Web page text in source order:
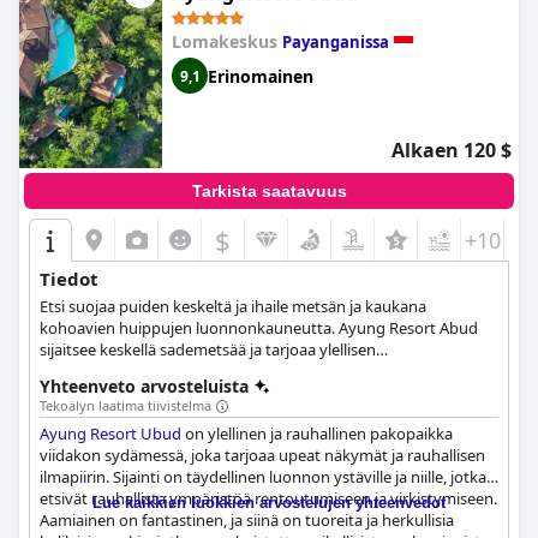
suunnitellessa.
Lomakeskus Payanganissa
9,1 Erinomainen
Alkaen 120 $
Tarkista saatavuus
$ +10
Tiedot
Etsi suojaa puiden keskeltä ja ihaile metsän ja kaukana
kohoavien huippujen luonnonkauneutta. Ayung Resort Abud
sijaitsee keskellä sademetsää ja tarjoaa ylellisen
olevalla spa:lla ja kuntokeskuksella sekä ensiluokkaisella
ruokailulla.
Yhteenveto arvosteluista
Tekoälyn laatima tiivistelmä
Ayung Resort Ubud on ylellinen ja rauhallinen pakopaikka
viidakon sydämessä, joka tarjoaa upeat näkymät ja rauhallisen
ilmapiirin. Sijainti on täydellinen luonnon ystäville ja niille, jotka
etsivät rauhallista ympäristöä rentoutumiseen ja virkistymiseen.
Aamiainen on fantastinen, ja siinä on tuoreita ja herkullisia
Lue kaikkien luokkien arvostelujen yhteenvedot